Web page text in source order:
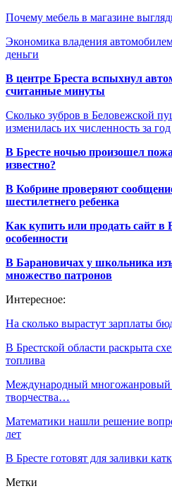
Почему мебель в магазине
Экономика владения
деньги
В центре Бреста вспыхнул
считанные минуты
Сколько зубров в Беловежской
изменилась их численность за год
В Бресте ночью произошел
известно?
В Кобрине проверяют
шестилетнего ребенка
Как купить или продать сайт в
особенности
В Барановичах у школьника
множество патронов
Интересное:
На сколько вырастут зарплаты
В Брестской области раскрыта
топлива
Международный многожанровый
творчества…
Математики нашли решение
лет
В Бресте готовят для заливки
Метки